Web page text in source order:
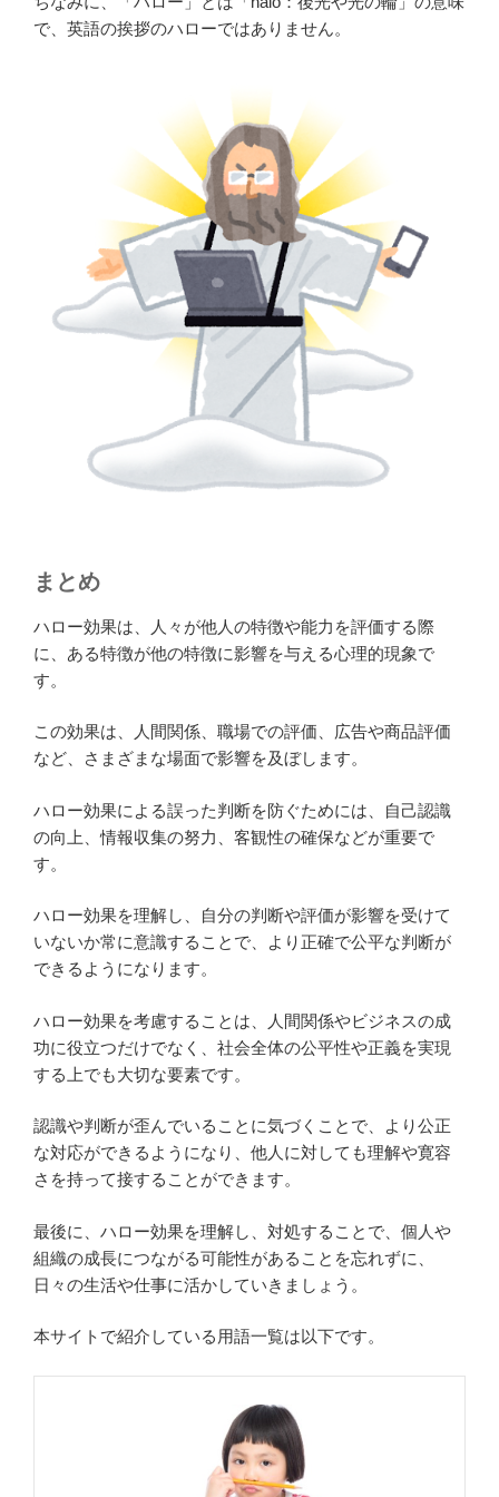
で、英語の挨拶のハローではありません。
まとめ
ハロー効果は、人々が他人の特徴や能力を評価する際
に、ある特徴が他の特徴に影響を与える心理的現象で
す。
この効果は、人間関係、職場での評価、広告や商品評価
など、さまざまな場面で影響を及ぼします。
ハロー効果による誤った判断を防ぐためには、自己認識
の向上、情報収集の努力、客観性の確保などが重要で
す。
ハロー効果を理解し、自分の判断や評価が影響を受けて
いないか常に意識することで、より正確で公平な判断が
できるようになります。
ハロー効果を考慮することは、人間関係やビジネスの成
功に役立つだけでなく、社会全体の公平性や正義を実現
する上でも大切な要素です。
認識や判断が歪んでいることに気づくことで、より公正
な対応ができるようになり、他人に対しても理解や寛容
さを持って接することができます。
最後に、ハロー効果を理解し、対処することで、個人や
組織の成長につながる可能性があることを忘れずに、
日々の生活や仕事に活かしていきましょう。
本サイトで紹介している用語一覧は以下です。